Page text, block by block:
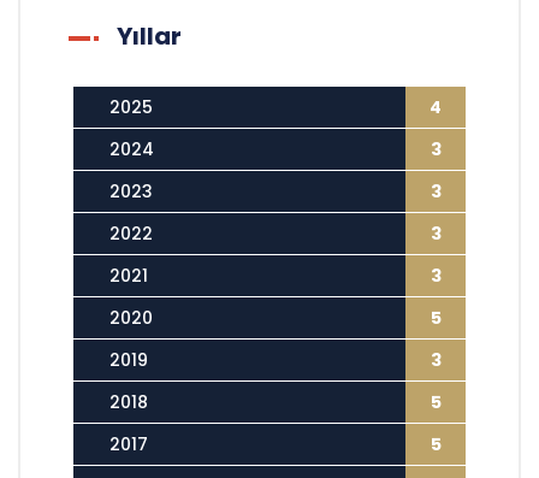
Yıllar
2025
4
2024
3
2023
3
2022
3
2021
3
2020
5
2019
3
2018
5
2017
5